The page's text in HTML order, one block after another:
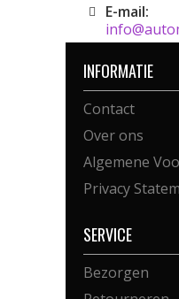
E-mail:
INFORMATIE
Contact
Over ons
Algemene
Privacy
SERVICE
Bezorgen